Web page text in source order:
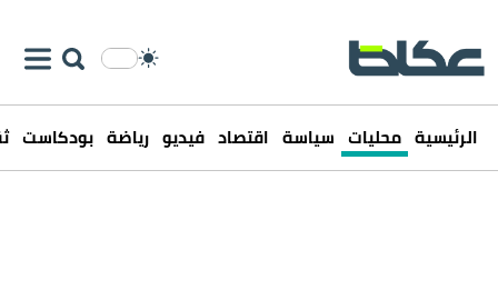
الرئيسية محليات سياسة اقتصاد فيديو رياضة بودكاست